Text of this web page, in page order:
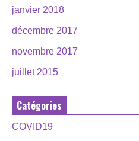
janvier 2018
décembre 2017
novembre 2017
juillet 2015
Catégories
COVID19